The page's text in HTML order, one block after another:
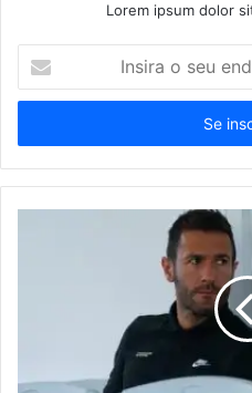
Lorem ipsum dolor
seu
de
email